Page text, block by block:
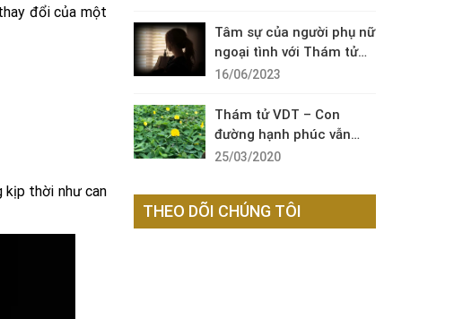
đổi của một
kịp thời như can
Tâm sự của người phụ nữ
ngoại tình với Thám tử
VDT
16/06/2023
Thám tử VDT – Con
đường hạnh phúc vẫn
còn đó !
25/03/2020
THEO DÕI CHÚNG TÔI